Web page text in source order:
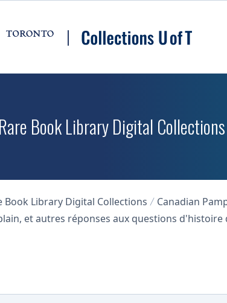
Book Library Digital Collections
Book Library Digital Collections
Canadian
et autres réponses aux questions